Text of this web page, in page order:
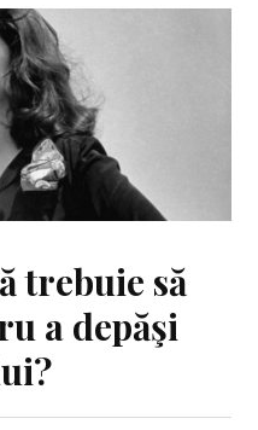
trebuie să
a depăşi